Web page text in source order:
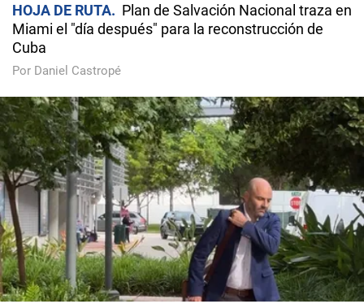
HOJA DE RUTA
Plan de Salvación Nacional traza en
Miami el "día después" para la reconstrucción de
Cuba
Por Daniel Castropé